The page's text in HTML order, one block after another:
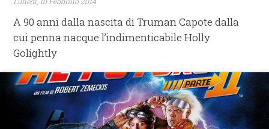
A 90 anni dalla nascita di Truman Capote dalla
cui penna nacque l’indimenticabile Holly
Golightly